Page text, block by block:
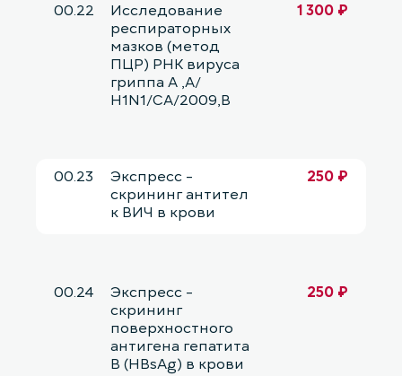
00.22
Исследование
респираторных
мазков (метод
ПЦР) РНК вируса
гриппа А ,А/
Н1N1/CA/2009,В
1 300 ₽
00.23
Экспресс -
скрининг антител
к ВИЧ в крови
250 ₽
00.24
Экспресс -
скрининг
поверхностного
антигена гепатита
В (HBsAg) в крови
250 ₽